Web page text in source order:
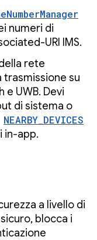
numeri di
URI IMS.
rete
trasmissione su
UWB. Devi
di sistema o
NEARBY_DEVICES
in-app.
a livello di
blocca i